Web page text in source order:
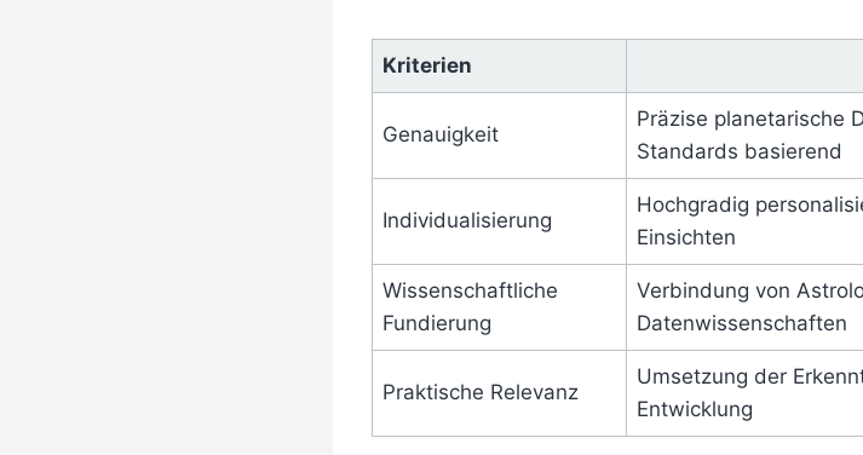
Kriterien
Genauigkeit
Präzise planetarische
Standards basierend
Individualisierung
Hochgradig
Einsichten
Wissenschaftliche
Fundierung
Verbindung von
Datenwissenschaften
Praktische Relevanz
Umsetzung der
Entwicklung